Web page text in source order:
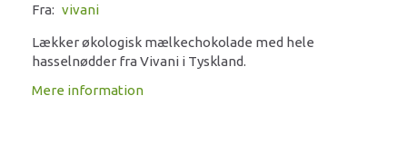
Fra: vivani
Lækker økologisk mælkechokolade med hele
hasselnødder fra Vivani i Tyskland.
Mere information